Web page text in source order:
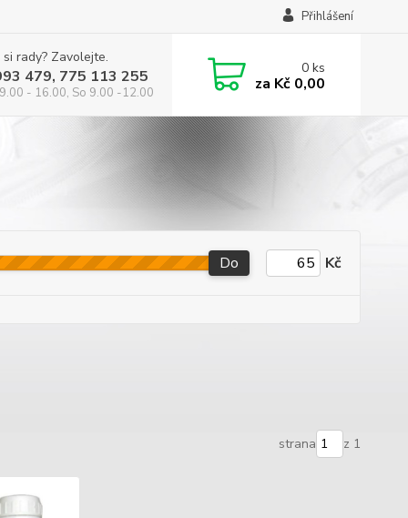
Přihlášení
rady? Zavolejte.
479, 775 113 255
- 16.00, So 9.00 -12.00
0ks
za Kč 0,00
Do Kč
strana z 1